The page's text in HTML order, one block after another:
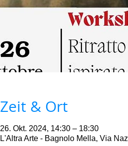
Zeit & Ort
26. Okt. 2024, 14:30 – 18:30
L'Altra Arte - Bagnolo Mella, Via